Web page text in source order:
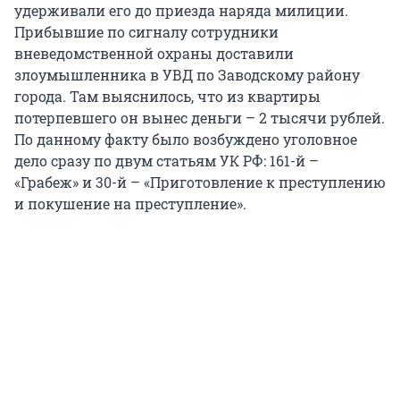
удерживали его до приезда наряда милиции.
Прибывшие по сигналу сотрудники
вневедомственной охраны доставили
злоумышленника в УВД по Заводскому району
города. Там выяснилось, что из квартиры
потерпевшего он вынес деньги – 2 тысячи рублей.
По данному факту было возбуждено уголовное
дело сразу по двум статьям УК РФ: 161-й –
«Грабеж» и 30-й – «Приготовление к преступлению
и покушение на преступление».